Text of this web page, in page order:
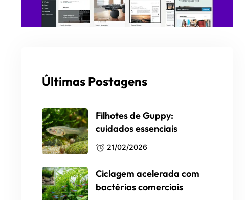
Últimas Postagens
Filhotes de Guppy:
cuidados essenciais
21/02/2026
Ciclagem acelerada com
bactérias comerciais